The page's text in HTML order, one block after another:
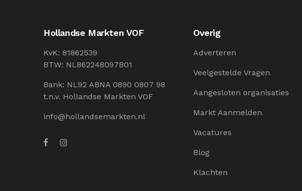
Hollandse Markten VOF
KvK: 81862539
BTW: NL862248097B01
Bank: NL92 ABNA 0890 0807 98
t.n.v. Hollandse Markten VOF
info@hollandsemarkten.nl
Overig
Adverteren
Veelgestelde Vragen
Aangesloten organisaties
Markt Aanmelden
Vacatures
Blog
Klachten